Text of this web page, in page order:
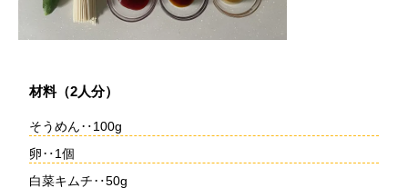
材料（2人分）
そうめん‥100g
卵‥1個
白菜キムチ‥50g